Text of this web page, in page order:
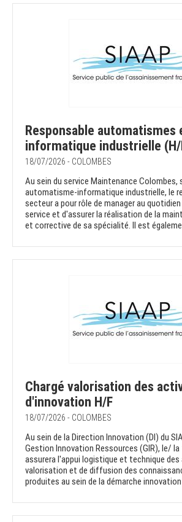
Responsable automatismes
informatique industrielle (H/
18/07/2026 - COLOMBES
Au sein du service Maintenance Colombes,
automatisme-informatique industrielle, le
secteur a pour rôle de manager au
service et d'assurer la réalisation de la
et corrective de sa spécialité. Il est
Chargé valorisation des
d'innovation H/F
18/07/2026 - COLOMBES
Au sein de la Direction Innovation (DI) du
Gestion Innovation Ressources (GIR), le/
assurera l'appui logistique et technique
valorisation et de diffusion des
produites au sein de la démarche